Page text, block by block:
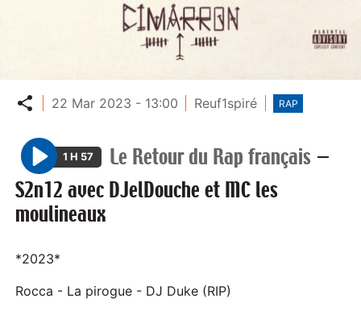
Partager
22 Mar 2023 - 13:00 Reuf1spiré RAP
P
l
a
1 H 57 Le Retour du Rap français —
S2n12 avec DJelDouche et MC les
moulineaux
*2023*
Rocca - La pirogue - DJ Duke (RIP)